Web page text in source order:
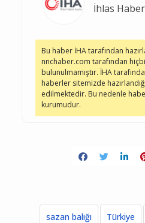
İhlas
Bu haber İHA tarafından
nnchaber.com tarafından
bulunulmamıştır. İHA
haberler sitemizde
edilmektedir. Bu nedenle
kurumudur.
sazan balığı Türkiye